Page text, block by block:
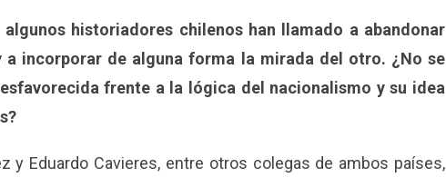
historiadores chilenos han llamado a abandonar
a incorporar de alguna forma la mirada del otro. ¿No se
frente a la lógica del nacionalismo y su idea
y Eduardo Cavieres, entre otros colegas de ambos países,